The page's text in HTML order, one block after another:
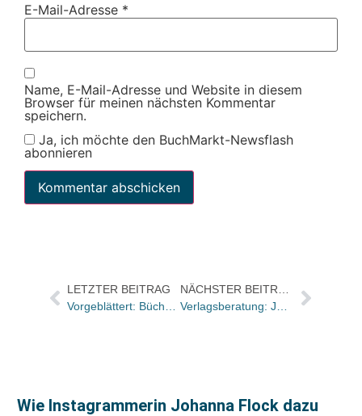
E-Mail-Adresse *
Name, E-Mail-Adresse und Website in diesem
Browser für meinen nächsten Kommentar
speichern.
Ja, ich möchte den BuchMarkt-Newsflash
abonnieren
LETZTER BEITRAG
Wie Instagrammerin Johanna Flock dazu